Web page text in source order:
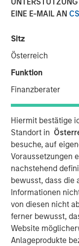
EINE E-MAIL AN
Sitz
Österreich
Funktion
Finanzberater
Hiermit bestätige
Standort in
besuche, auf
Voraussetzungen
nachstehend
bewusst, dass die
Informationen
von diesen nicht
ferner bewusst,
Website
Anlageprodukte
Portfolio Solutions
The Portfolio
asset business,
and types
that span fully
(public and private
Offerings are
in discretionary or